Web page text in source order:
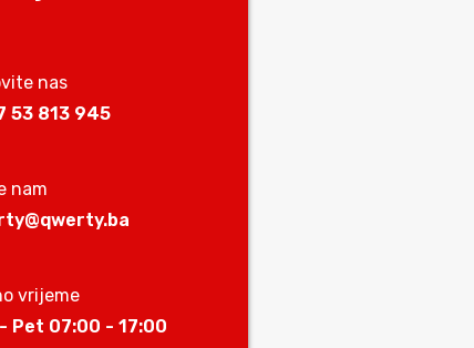
nas
53 813 945
nam
vrijeme
Pet 07:00 - 17:00